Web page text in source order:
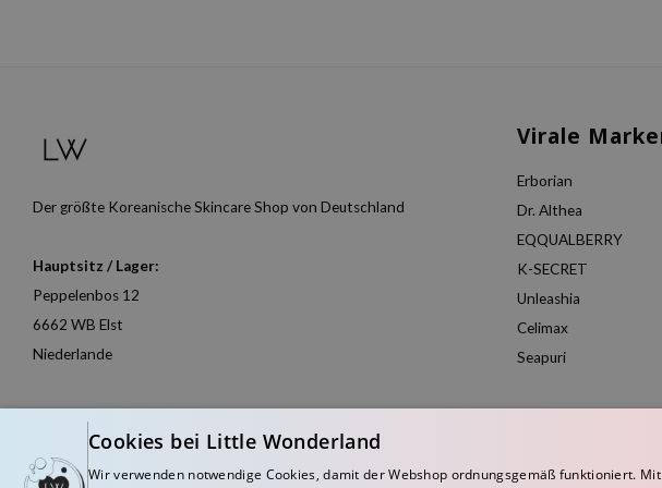
Der größte Koreanische Skincare Shop von Deutschland
Hauptsitz / Lager:
Peppelenbos 12
6662 WB Elst
Niederlande
Virale
Erborian
Dr. Althea
EQQUALBERRY
K-SECRET
Unleashia
Celimax
Seapuri
Cookies bei Little Wonderland
Wir verwenden notwendige Cookies, damit der Webshop ordnungsgemäß funktioniert.